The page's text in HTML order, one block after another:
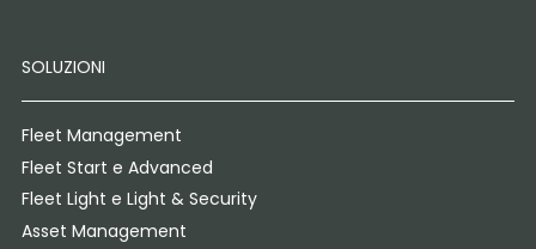
SOLUZIONI
Fleet Management
Fleet Start e Advanced
Fleet Light e Light & Security
Asset Management